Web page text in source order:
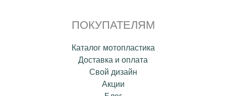
ПОКУПАТЕЛЯМ
Каталог мотопластика
Доставка и оплата
Свой дизайн
Акции